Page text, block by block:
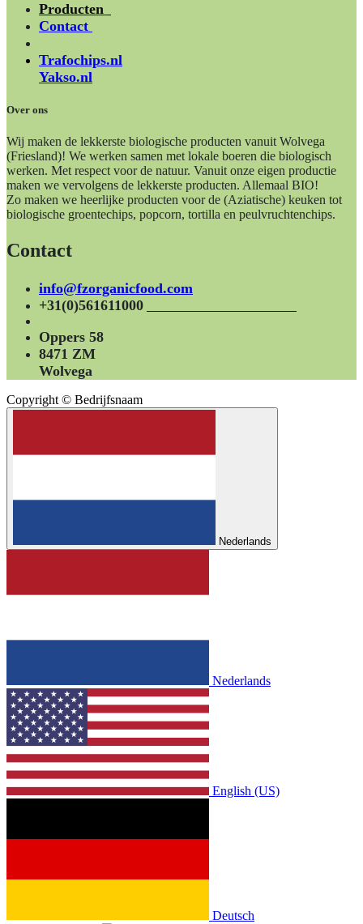
Producten
Contact
Trafochips.nl
Yakso.nl
Over ons
Wij maken de lekkerste biologische producten vanuit Wolvega
(Friesland)! We werken samen met lokale boeren die biologisch
werken. Met respect voor de natuur. Vanuit onze eigen productie
maken we vervolgens de lekkerste producten. Allemaal BIO!
Zo maken we heerlijke producten voor de (Aziatische) keuken tot
biologische groentechips, popcorn, tortilla en peulvruchtenchips.
Contact
info@fzorganicfood.com
+31(0)561611000
Oppers 58
8471 ZM
Wolvega
Copyright © Bedrijfsnaam
Nederlands
Nederlands
English (US)
Deutsch